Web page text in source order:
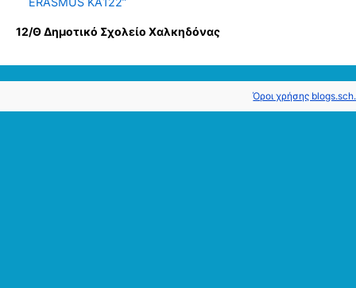
12/Θ Δημοτικό Σχολείο Χαλκηδόνας
Όροι χρήσης